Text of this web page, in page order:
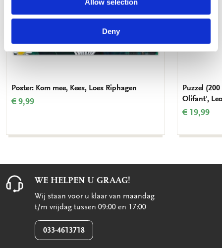
Allow selection
Deny
Poster: Kom mee, Kees, Loes Riphagen
€ 9,99
Puzzel
Olifant',
€ 19,99
WE HELPEN U GRAAG!
Wij staan voor u klaar van maandag
t/m vrijdag tussen 09:00 en 17:00
033-4613718